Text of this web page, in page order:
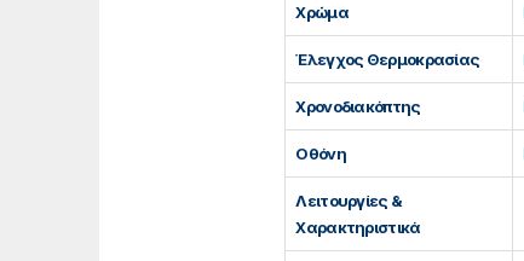
Χρώμα
Έλεγχος Θερμοκρασίας
Χρονοδιακόπτης
Οθόνη
Λειτουργίες &
Χαρακτηριστικά